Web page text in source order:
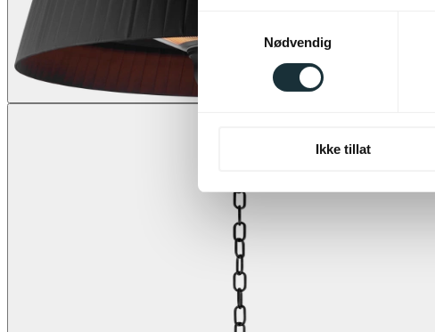
Nødvendig
Ikke tillat